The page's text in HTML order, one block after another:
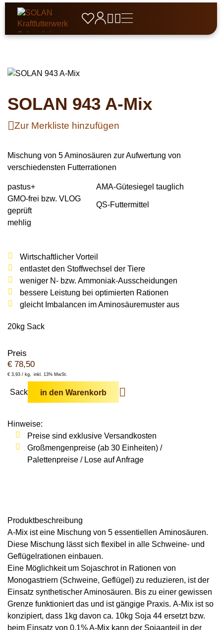
  
Schweine
Zuchtschweine
Mastschweine
Müsli
Pellets
Mineralfutter
Zusatzfutter
Raufutter
Rinder
Milchkühe
Rehwild
Rotwild
Damwild
Geflügel
Legefutter
Lämmer / Kitze
Hund, Katze & Co
Spezialfutter
Stall & Co
Hygieneprodukte
Stallbedarf
Siliermittel
Über SOLAN
Geschichte
Karriere
Service & Beratung
Fütterungsberatung
Leistungen SOLAN
Downloads

Aktuelles
SOLAN 943 A-Mix
Zur Merkliste hinzufügen
Mischung von 5 Aminosäuren zur Aufwertung von
verschiedensten Futterrationen
pastus+
AMA-Gütesiegel tauglich
GMO-frei bzw. VLOG
geprüft
QS-Futter­mittel
mehlig
Wirtschaftlicher Vorteil
entlastet den Stoffwechsel der Tiere
weniger N- bzw. Ammoniak-Ausscheidungen
bessere Leistung bei optimierten Rationen
gleicht Imbalancen im Aminosäuremuster aus
20kg Sack
Preis
€ 78,50
€ 3,93 / kg inkl. 13% MwSt.
Sack in den Warenkorb
Hinweise:
Preise sind exklusive Versandkosten
Großmengenpreise (ab 30 Einheiten) /
Palettenpreise / Lose auf Anfrage
Produkt­beschreibung
A-Mix ist eine Mischung von 5 essentiellen Aminosäuren.
Diese Mischung lässt sich flexibel in alle Schweine- und
Geflügelrationen einbauen.
Eine Möglichkeit um Sojaschrot in Rationen von
Monogastriern (Schweine, Geflügel) zu reduzieren, ist der
Einsatz synthetischer Aminosäuren. Bis zu einer gewissen
Grenze funktioniert das und ist gängige Praxis. A-Mix ist so
konzipiert, dass 1kg davon ca. 10kg Soja 44 ersetzt bzw.
beim Einsatz von 0,1% A-Mix kann der Sojaanteil in der